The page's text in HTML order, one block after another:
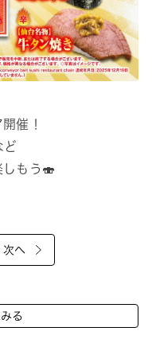
催！
ど
もう🍣
次へ
る